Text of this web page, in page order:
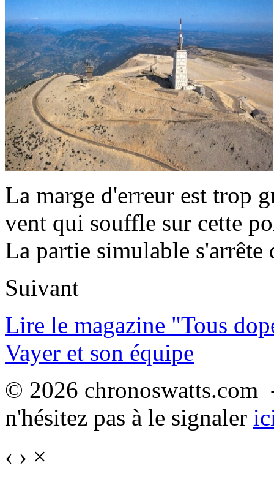
La marge d'erreur est trop
vent qui souffle sur cette
La partie simulable s'arrête
Suivant
Lire le magazine "Tous
Vayer et son équipe
© 2026
n'hésitez pas à le signaler
‹ › ×